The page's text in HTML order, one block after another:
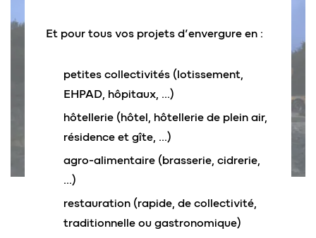
Et pour tous vos projets d’envergure en :
petites collectivités (lotissement,
EHPAD, hôpitaux, …)
hôtellerie (hôtel, hôtellerie de plein air,
résidence et gîte, …)
agro-alimentaire (brasserie, cidrerie,
…)
restauration (rapide, de collectivité,
traditionnelle ou gastronomique)